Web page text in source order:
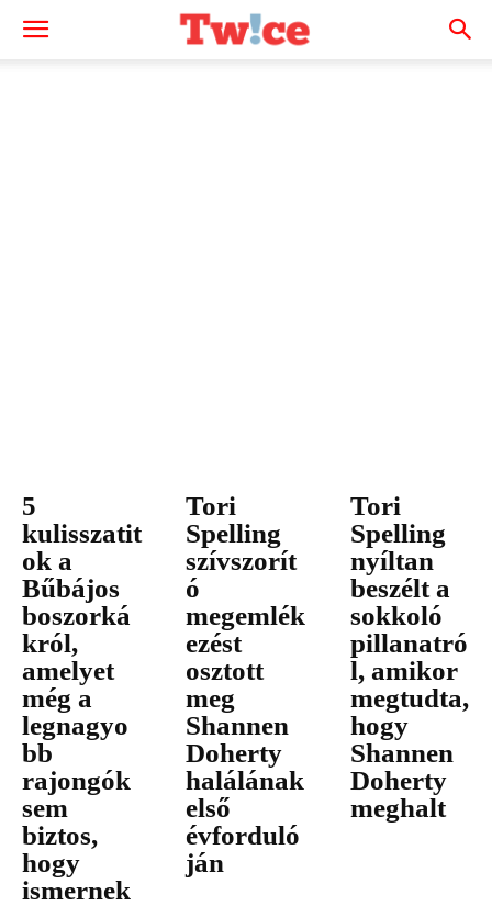
5
kulisszatit
ok a
Bűbájos
boszorká
król,
amelyet
még a
legnagyo
bb
rajongók
sem
biztos,
hogy
ismernek
Tori
Spelling
szívszorít
ó
megemlék
ezést
osztott
meg
Shannen
Doherty
halálának
első
évforduló
ján
Tori
Spelling
nyíltan
beszélt a
sokkoló
pillanatró
l, amikor
megtudta,
hogy
Shannen
Doherty
meghalt